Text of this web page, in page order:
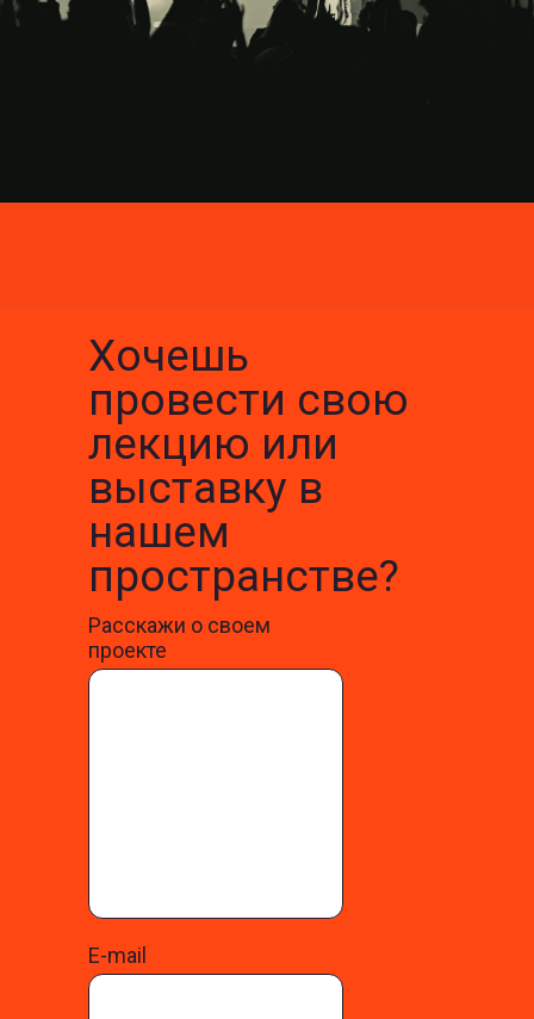
Хочешь
провести свою
лекцию или
выставку в
нашем
пространстве?
Расскажи о своем
проекте
E-mail